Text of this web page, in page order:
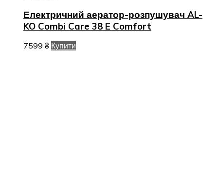
Електричний аератор-розпушувач AL-
KO Combi Care 38 E Comfort
7599 ₴ Купити